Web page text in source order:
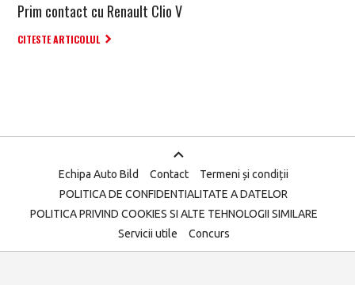
Prim contact cu Renault Clio V
CITESTE ARTICOLUL
Echipa Auto Bild Contact
Termeni și condiții
POLITICA DE CONFIDENTIALITATE A DATELOR
POLITICA PRIVIND COOKIES SI ALTE TEHNOLOGII SIMILARE
Servicii utile
Concurs